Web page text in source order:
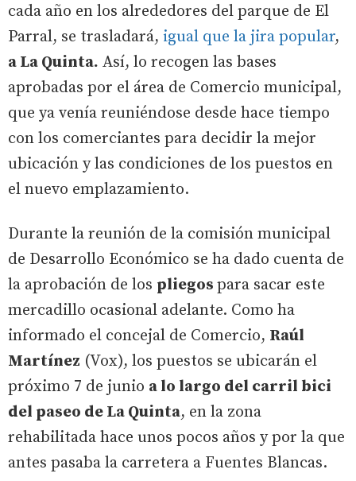
cada año en los alrededores del parque de El
Parral, se trasladará, igual que la jira popular,
a La Quinta. Así, lo recogen las bases
aprobadas por el área de Comercio municipal,
que ya venía reuniéndose desde hace tiempo
con los comerciantes para decidir la mejor
ubicación y las condiciones de los puestos en
el nuevo emplazamiento.
Durante la reunión de la comisión municipal
de Desarrollo Económico se ha dado cuenta de
la aprobación de los pliegos para sacar este
mercadillo ocasional adelante. Como ha
informado el concejal de Comercio, Raúl
Martínez (Vox), los puestos se ubicarán el
próximo 7 de junio a lo largo del carril bici
del paseo de La Quinta, en la zona
rehabilitada hace unos pocos años y por la que
antes pasaba la carretera a Fuentes Blancas.